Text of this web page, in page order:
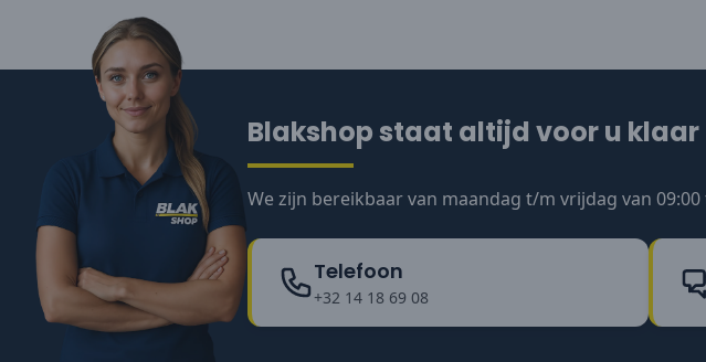
Blakshop staat altijd voor u klaar
We zijn bereikbaar van maandag t/m vrijdag van
Telefoon
+32 14 18 69 08